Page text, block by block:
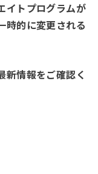
イトプログラムが
時的に変更される
新情報をご確認く